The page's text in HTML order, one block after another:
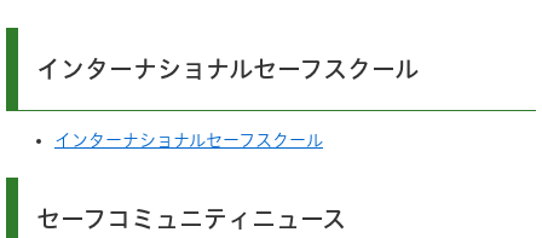
インターナショナルセーフスクール
インターナショナルセーフスクール
セーフコミュニティニュース